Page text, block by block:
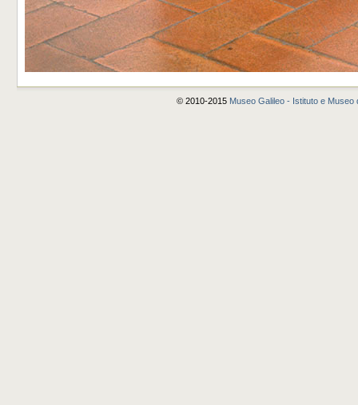
© 2010-2015 Museo Galileo - Istituto e Museo